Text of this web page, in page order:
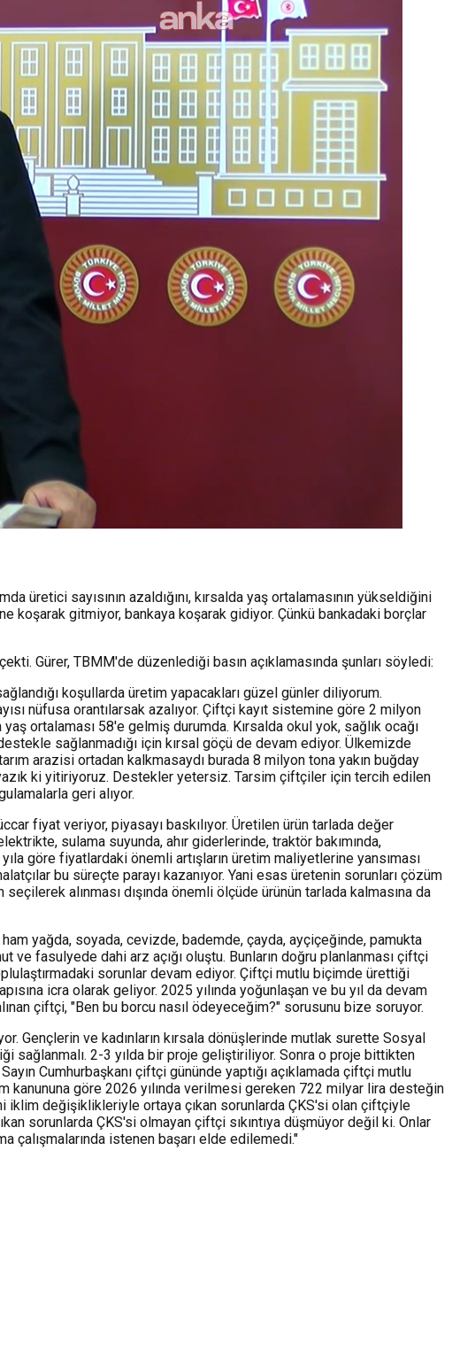
üretici sayısının azaldığını, kırsalda yaş ortalamasının yükseldiğini
koşarak gitmiyor, bankaya koşarak gidiyor. Çünkü bankadaki borçlar
Gürer, TBMM'de düzenlediği basın açıklamasında şunları söyledi:
koşullarda üretim yapacakları güzel günler diliyorum.
nüfusa orantılarsak azalıyor. Çiftçi kayıt sistemine göre 2 milyon
ortalaması 58'e gelmiş durumda. Kırsalda okul yok, sağlık ocağı
sağlanmadığı için kırsal göçü de devam ediyor. Ülkemizde
arazisi ortadan kalkmasaydı burada 8 milyon tona yakın buğday
ki yitiriyoruz. Destekler yetersiz. Tarsim çiftçiler için tercih edilen
geri alıyor.
fiyat veriyor, piyasayı baskılıyor. Üretilen ürün tarlada değer
sulama suyunda, ahır giderlerinde, traktör bakımında,
göre fiyatlardaki önemli artışların üretim maliyetlerine yansıması
bu süreçte parayı kazanıyor. Yani esas üretenin sorunları çözüm
alınması dışında önemli ölçüde ürünün tarlada kalmasına da
ham yağda, soyada, cevizde, bademde, çayda, ayçiçeğinde, pamukta
ve fasulyede dahi arz açığı oluştu. Bunların doğru planlanması çiftçi
sorunlar devam ediyor. Çiftçi mutlu biçimde ürettiği
icra olarak geliyor. 2025 yılında yoğunlaşan ve bu yıl da devam
çiftçi, "Ben bu borcu nasıl ödeyeceğim?" sorusunu bize soruyor.
Gençlerin ve kadınların kırsala dönüşlerinde mutlak surette Sosyal
sağlanmalı. 2-3 yılda bir proje geliştiriliyor. Sonra o proje bittikten
Cumhurbaşkanı çiftçi gününde yaptığı açıklamada çiftçi mutlu
kanununa göre 2026 yılında verilmesi gereken 722 milyar lira desteğin
iklim değişiklikleriyle ortaya çıkan sorunlarda ÇKS'si olan çiftçiyle
sorunlarda ÇKS'si olmayan çiftçi sıkıntıya düşmüyor değil ki. Onlar
çalışmalarında istenen başarı elde edilemedi."